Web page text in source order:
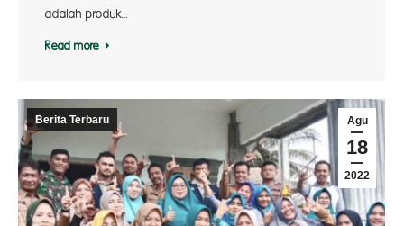
adalah produk…
Read more
Agu
18
2022
Berita Terbaru